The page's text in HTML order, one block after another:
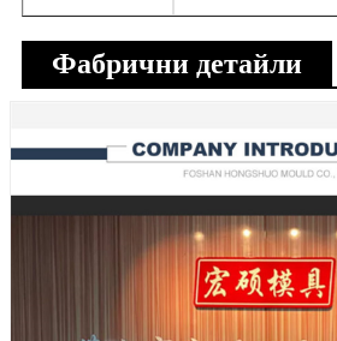
Фабрични детайли